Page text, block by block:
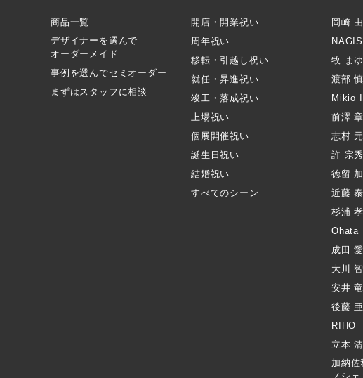
商品一覧
デザイナーを選んで
オーダーメイド
事例を選んでセミオーダー
まずはスタッフに相談
開店・開業祝い
周年祝い
移転・引越し祝い
就任・昇進祝い
竣工・落成祝い
上場祝い
個展開催祝い
誕生日祝い
結婚祝い
すべてのシーン
岡崎
牧 ま
渡部
Mikio
前澤
志村
許 宗秀
徳留
近藤
杉浦
Ohata
成田
大川
安井
後藤
RIHO
立本
加納佐